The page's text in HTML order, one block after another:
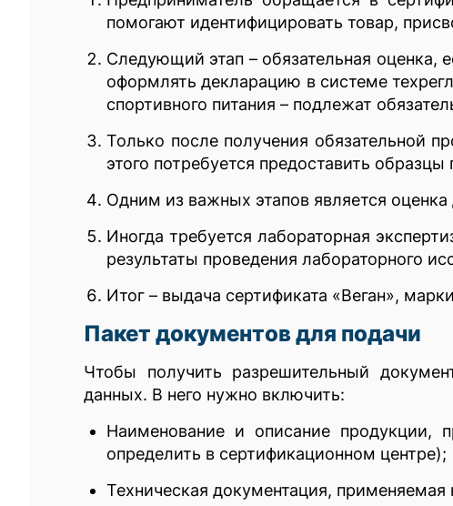
помогают идентифицировать товар,
Следующий этап – обязательная оценка,
оформлять декларацию в системе
спортивного питания – подлежат
Только после получения обязательной
этого потребуется предоставить
Одним из важных этапов является
Иногда требуется лабораторная
результаты проведения лабораторного
Итог – выдача сертификата «Веган»,
Пакет документов для подачи
Чтобы получить разрешительный
данных. В него нужно включить:
Наименование и описание
определить в сертификационном центре);
Техническая документация,